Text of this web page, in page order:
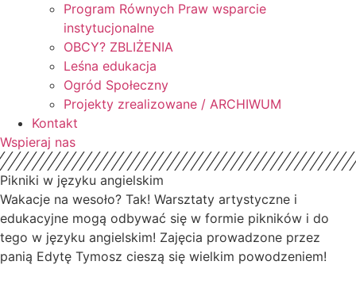
Program Równych Praw wsparcie
instytucjonalne
OBCY? ZBLIŻENIA
Leśna edukacja
Ogród Społeczny
Projekty zrealizowane / ARCHIWUM
Kontakt
Wspieraj nas
Pikniki w języku angielskim
Wakacje na wesoło? Tak! Warsztaty artystyczne i
edukacyjne mogą odbywać się w formie pikników i do
tego w języku angielskim! Zajęcia prowadzone przez
panią Edytę Tymosz cieszą się wielkim powodzeniem!